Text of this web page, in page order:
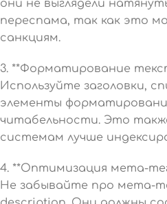
они не выглядели
переспама, так как это
санкциям.
3. **Форматирование
Используйте заголовки,
элементы
читабельности. Это
системам лучше
4. **Оптимизация мета-
Не забывайте про мета-